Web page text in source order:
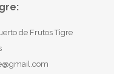
de Frutos Tigre